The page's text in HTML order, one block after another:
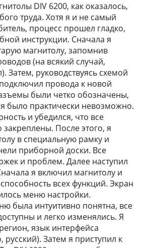
DIV 6200, как оказалось,
труда. Хотя я и не самый
процесс прошел гладко,
инструкции. Сначала я
магнитолу, запомнив
(на всякий случай,
Затем, руководствуясь схемой
провода к новой
были четко обозначены,
было практически невозможно.
и убедился, что все
После этого, я
в специальную рамку и
приборной доски. Все
и проблем. Далее наступил
я включил магнитолу и
всех функций. Экран
меню настройки.
была интуитивно понятна, все
и легко изменялись. Я
язык интерфейса
Затем я приступил к